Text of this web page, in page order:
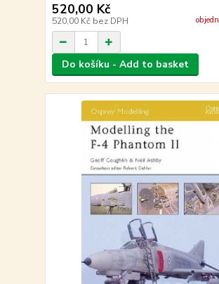
520,00 Kč
520,00 Kč bez DPH
Do košíku - Add to basket